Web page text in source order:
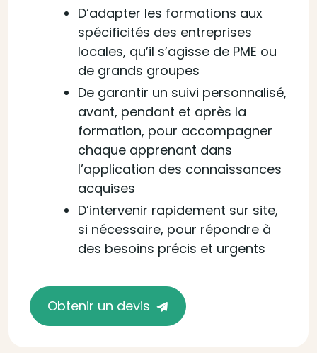
D’adapter les formations aux
spécificités des entreprises
locales, qu’il s’agisse de PME ou
de grands groupes
De garantir un suivi personnalisé,
avant, pendant et après la
formation, pour accompagner
chaque apprenant dans
l’application des connaissances
acquises
D’intervenir rapidement sur site,
si nécessaire, pour répondre à
des besoins précis et urgents
Obtenir un devis